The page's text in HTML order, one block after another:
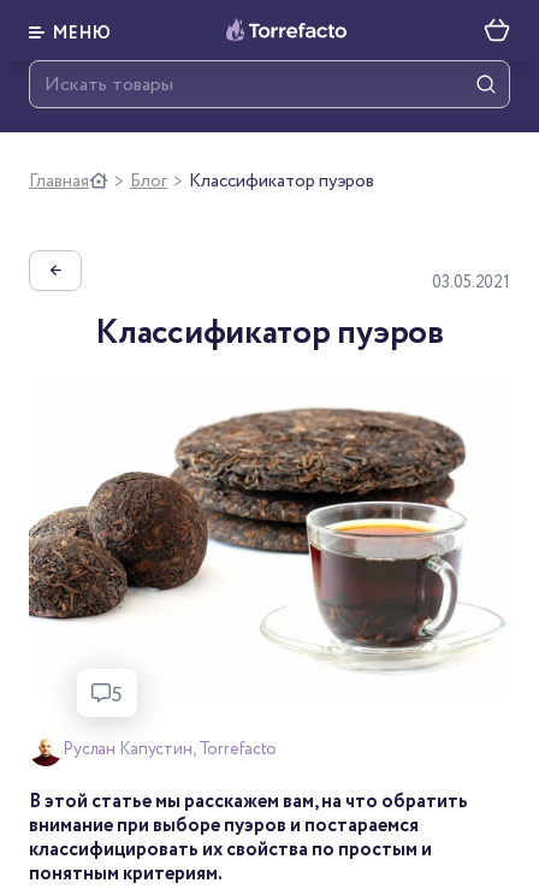
МЕНЮ
Главная > Блог > Классификатор пуэров
← 03.05.2021
Классификатор пуэров
5
Руслан Капустин, Torrefacto
В этой статье мы расскажем вам, на что обратить
внимание при выборе пуэров и постараемся
классифицировать их свойства по простым и
понятным критериям.